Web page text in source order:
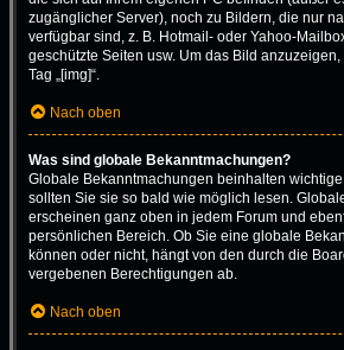
zugänglicher Server), noch zu Bildern, die nur
verfügbar sind, z. B. Hotmail- oder Yahoo-
geschützte Seiten usw. Um das Bild
Tag „[img]“.
Nach oben
Was sind globale Bekanntmachungen?
Globale Bekanntmachungen beinhalten
sollten Sie sie so bald wie möglich lesen.
erscheinen ganz oben in jedem Forum und
persönlichen Bereich. Ob Sie eine globale
können oder nicht, hängt von den durch die
vergebenen Berechtigungen ab.
Nach oben